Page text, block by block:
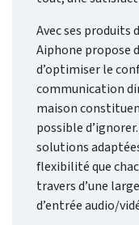
Avec ses produits
Aiphone propose
d’optimiser le
communication
maison
possible
solutions
flexibilité que
travers d’une
d’entrée audio/